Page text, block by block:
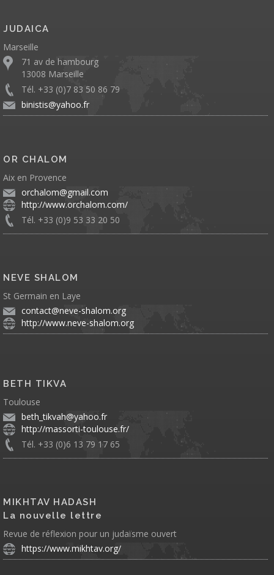
JUDAICA
Marseille
71 av de hambourg
13008 Marseille
Tél. +33 (0)7 83 50 86 79
binistis@yahoo.fr
OR CHALOM
Aix en Provence
orchalom@gmail.com
http://www.orchalom.com/
Tél. +33 (0)9 53 33 20 50
NEVE SHALOM
St Germain en Laye
contact@neve-shalom.org
http://www.neve-shalom.org
BETH TIKVA
Toulouse
beth_tikvah@yahoo.fr
http://massorti-toulouse.fr/
Tél. +33 (0)6 13 79 17 65
MIKHTAV HADASH
La nouvelle lettre
Revue de réflexion pour un judaïsme ouvert
https://www.mikhtav.org/